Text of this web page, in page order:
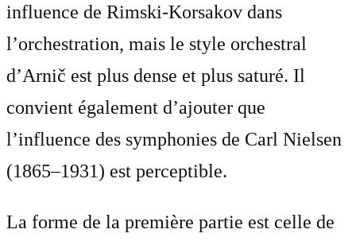
influence de Rimski-Korsakov dans
l’orchestration, mais le style orchestral
d’Arnič est plus dense et plus saturé. Il
convient également d’ajouter que
l’influence des symphonies de Carl Nielsen
(1865–1931) est perceptible.
La forme de la première partie est celle de